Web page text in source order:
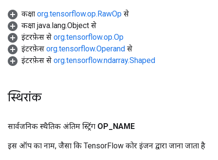
कक्षा org.tensorflow.op.RawOp से
कक्षा java.lang.Object से
इंटरफ़ेस से org.tensorflow.op.Op
इंटरफ़ेस org.tensorflow.Operand से
इंटरफ़ेस से org.tensorflow.ndarray.Shaped
स्थिरांक
सार्वजनिक स्थैतिक अंतिम स्ट्रिंग OP NAME
इस ऑप का नाम, जैसा कि TensorFlow कोर इंजन द्वारा जाना जाता है